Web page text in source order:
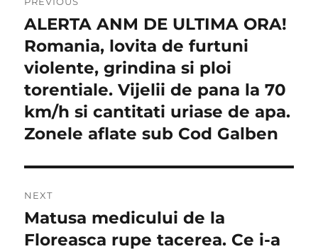
în
articole
Previous
post:
ALERTA ANM DE ULTIMA ORA!
Romania, lovita de furtuni
violente, grindina si ploi
torentiale. Vijelii de pana la 70
km/h si cantitati uriase de apa.
Zonele aflate sub Cod Galben
NEXT
Next
post:
Matusa medicului de la
Floreasca rupe tacerea. Ce i-a